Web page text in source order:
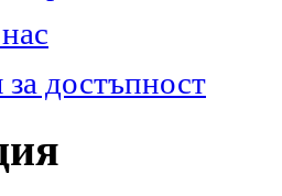
достъпност